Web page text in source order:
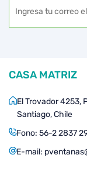
CASA MATRIZ
El Trovador 4253,
Santiago, Chile
Fono: 56-2 2837
E-mail: